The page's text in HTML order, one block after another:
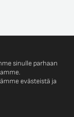
Oy
sinulle parhaan
evästeistä ja